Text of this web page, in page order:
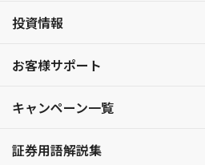
投資情報
お客様サポート
キャンペーン一覧
証券用語解説集